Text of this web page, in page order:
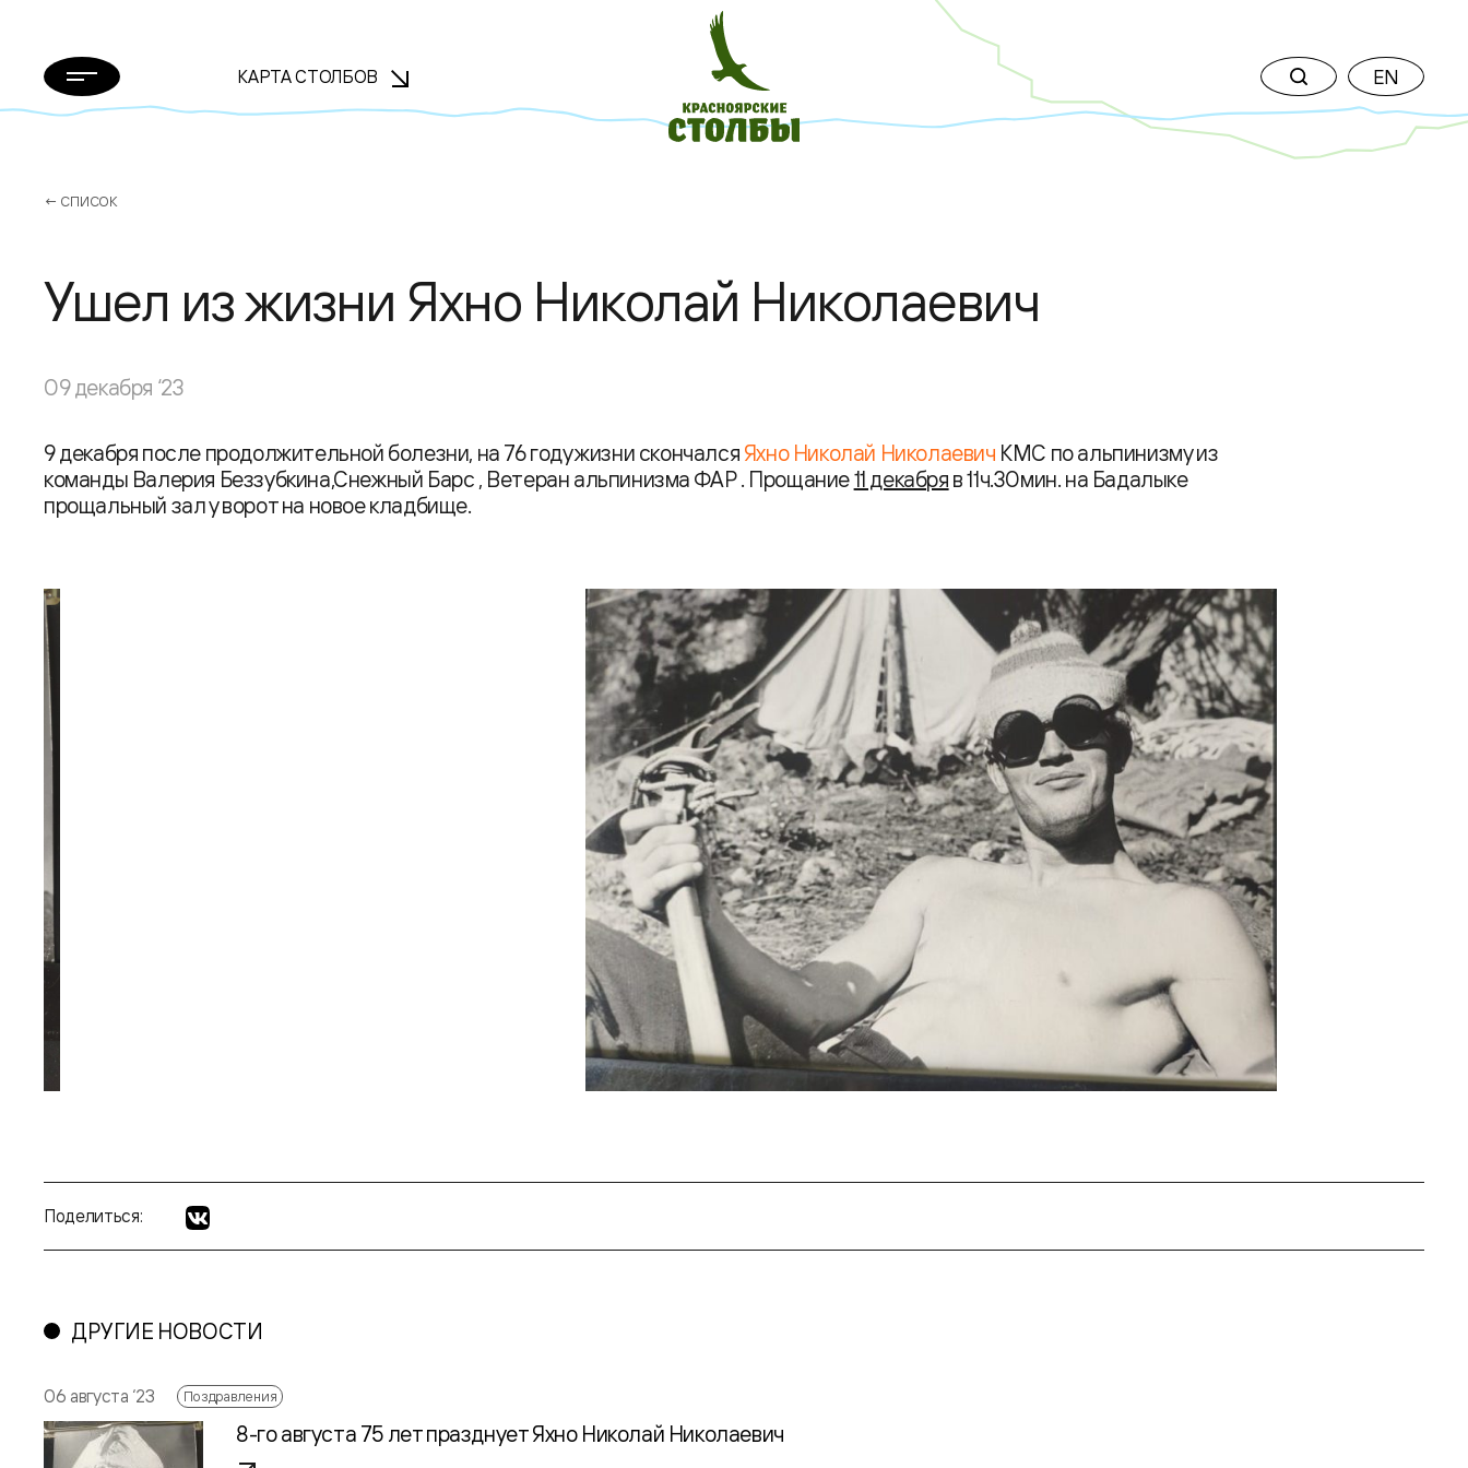
КАРТА СТОЛБОВ EN
← СПИСОК
Ушел из жизни Яхно Николай Николаевич
09 декабря ‘23
9 декабря после продолжительной болезни, на 76 году жизни скончался Яхно Николай Николаевич КМС по альпинизму из
команды Валерия Беззубкина,Снежный Барс , Ветеран альпинизма ФАР . Прощание11 декабря в 11ч.30мин. на Бадалыке
прощальный зал у ворот на новое кладбище.
Поделиться:
ДРУГИЕ НОВОСТИ
06 августа ‘23 Поздравления
8-го августа 75 лет празднует Яхно Николай Николаевич